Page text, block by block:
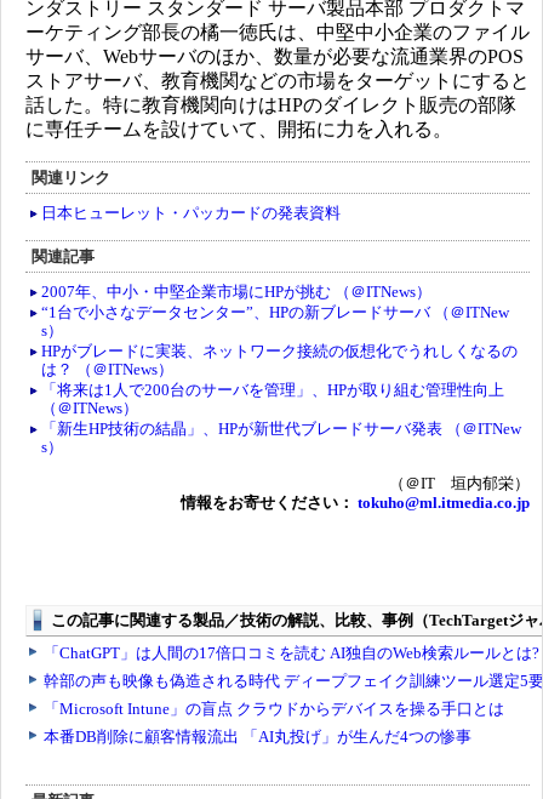
ンダストリー スタンダード サーバ製品本部 プロダクトマ
ーケティング部長の橘一徳氏は、中堅中小企業のファイル
サーバ、Webサーバのほか、数量が必要な流通業界のPOS
ストアサーバ、教育機関などの市場をターゲットにすると
話した。特に教育機関向けはHPのダイレクト販売の部隊
に専任チームを設けていて、開拓に力を入れる。
関連リンク
日本ヒューレット・パッカードの発表資料
関連記事
2007年、中小・中堅企業市場にHPが挑む （＠ITNews）
“1台で小さなデータセンター”、HPの新ブレードサーバ （＠ITNew
s）
HPがブレードに実装、ネットワーク接続の仮想化でうれしくなるの
は？ （＠ITNews）
「将来は1人で200台のサーバを管理」、HPが取り組む管理性向上
（＠ITNews）
「新生HP技術の結晶」、HPが新世代ブレードサーバ発表 （＠ITNew
s）
（＠IT 垣内郁栄）
情報をお寄せください： tokuho@ml.itmedia.co.jp